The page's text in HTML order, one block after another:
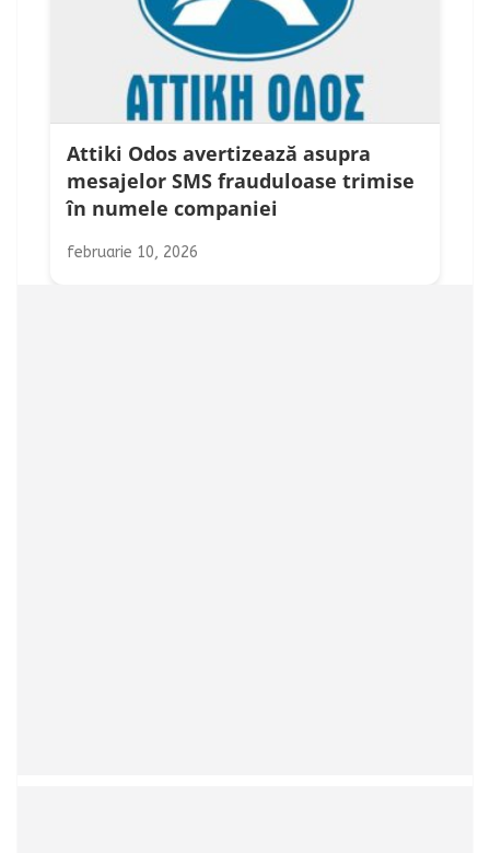
Attiki Odos avertizează asupra
mesajelor SMS frauduloase trimise
în numele companiei
februarie 10, 2026